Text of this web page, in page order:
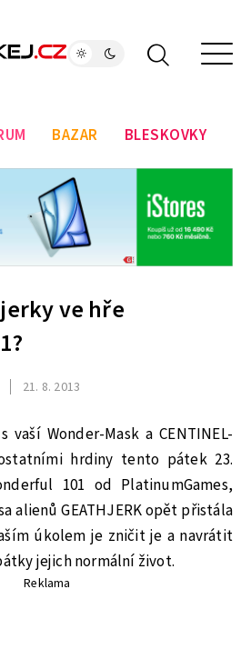
BAZAR BLESKOVKY
ve hře
21. 8. 2013
vaší Wonder-Mask a CENTINEL-
hrdiny tento pátek 23.
101 od PlatinumGames,
alienů GEATHJERK opět přistála
úkolem je zničit je a navrátit
jejich normální život.
Reklama